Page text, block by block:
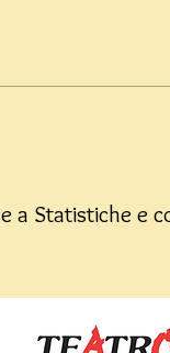
a Statistiche e